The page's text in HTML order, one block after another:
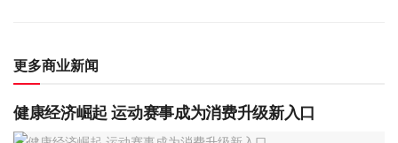
更多商业新闻
健康经济崛起 运动赛事成为消费升级新入口